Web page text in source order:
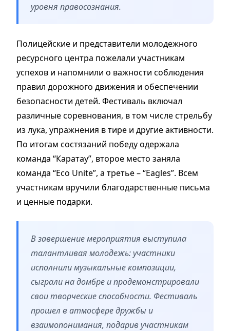
уровня правосознания.
Полицейские и представители молодежного
ресурсного центра пожелали участникам
успехов и напомнили о важности соблюдения
правил дорожного движения и обеспечении
безопасности детей. Фестиваль включал
различные соревнования, в том числе стрельбу
из лука, упражнения в тире и другие активности.
По итогам состязаний победу одержала
команда “Каратау”, второе место заняла
команда “Eco Unite”, а третье – “Eagles”. Всем
участникам вручили благодарственные письма
и ценные подарки.
В завершение мероприятия выступила
талантливая молодежь: участники
исполнили музыкальные композиции,
сыграли на домбре и продемонстрировали
свои творческие способности. Фестиваль
прошел в атмосфере дружбы и
взаимопонимания, подарив участникам